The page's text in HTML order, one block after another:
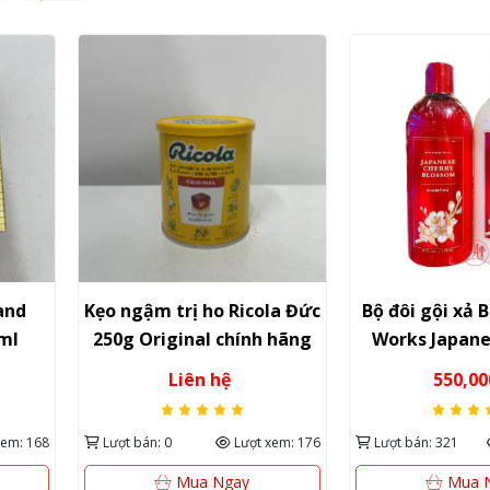
Đức
hãng
xem: 176
Bộ đôi gội xả Bath & Body
Works Japanese Cherry
Blossom 473ml – Suối
nguồn dưỡng chất và
Mỹ
550,000đ
Lượt bán: 321 Lượt xem: 690
Mua Ngay
Bún gạo
Nuts Talk
Cao
Lượt bán: 0